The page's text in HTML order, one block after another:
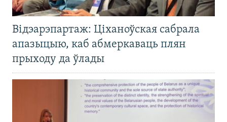
Відэарэпартаж: Ціханоўская сабрала
апазыцыю, каб абмеркаваць плян
прыходу да ўлады